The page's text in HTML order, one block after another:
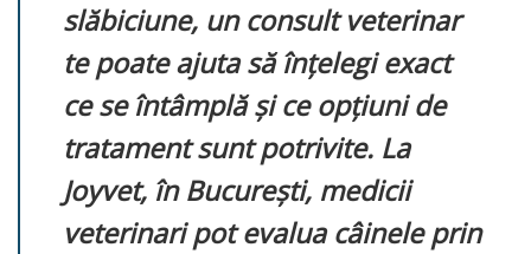
slăbiciune, un consult veterinar
te poate ajuta să înțelegi exact
ce se întâmplă și ce opțiuni de
tratament sunt potrivite. La
Joyvet, în București, medicii
veterinari pot evalua câinele prin